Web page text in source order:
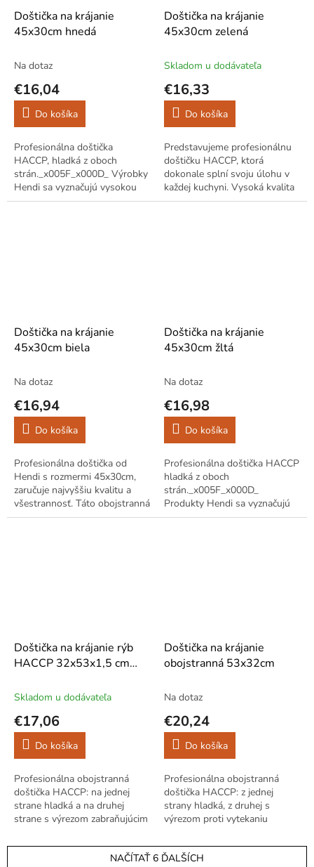
Doštička na krájanie
45x30cm hnedá
Na dotaz
€16,04
Do košíka
Profesionálna doštička
HACCP, hladká z oboch
strán._x005F_x000D_ Výrobky
Hendi sa vyznačujú vysokou
kvalitou a všestrannosťou,
Doštička na krájanie
45x30cm zelená
Skladom u dodávateľa
€16,33
Do košíka
Predstavujeme profesionálnu
doštičku HACCP, ktorá
dokonale splní svoju úlohu v
každej kuchyni. Vysoká kvalita
a všestrannosť sú vlastnosti,
Doštička na krájanie
45x30cm biela
Na dotaz
€16,94
Do košíka
Profesionálna doštička od
Hendi s rozmermi 45x30cm,
zaručuje najvyššiu kvalitu a
všestrannosť. Táto obojstranná
hladká doska je ideálna pre
Doštička na krájanie
45x30cm žltá
Na dotaz
€16,98
Do košíka
Profesionálna doštička HACCP
hladká z oboch
strán._x005F_x000D_
Produkty Hendi sa vyznačujú
vysokou kvalitou a
Doštička na krájanie rýb
HACCP 32x53x1,5 cm
Skladom u dodávateľa
€17,06
Do košíka
Profesionálna obojstranná
doštička HACCP: na jednej
strane hladká a na druhej
strane s výrezom zabraňujúcim
Hendi sa vyznačujú vysokou
Doštička na krájanie
obojstranná 53x32cm
Na dotaz
€20,24
Do košíka
Profesionálna obojstranná
doštička HACCP: z jednej
strany hladká, z druhej s
výrezom proti vytekaniu
Produkty Hendi sa vyznačujú
vysokou kvalitou a...
NAČÍTAŤ 6 ĎALŠÍCH